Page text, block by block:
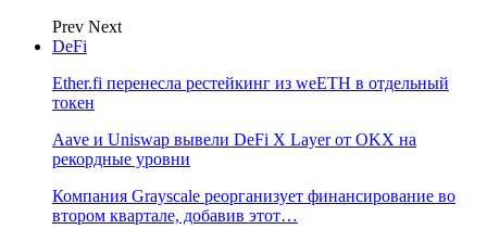
Prev Next
DeFi
Ether.fi перенесла рестейкинг из weETH в отдельный
токен
Aave и Uniswap вывели DeFi X Layer от OKX на
рекордные уровни
Компания Grayscale реорганизует финансирование во
втором квартале, добавив этот…